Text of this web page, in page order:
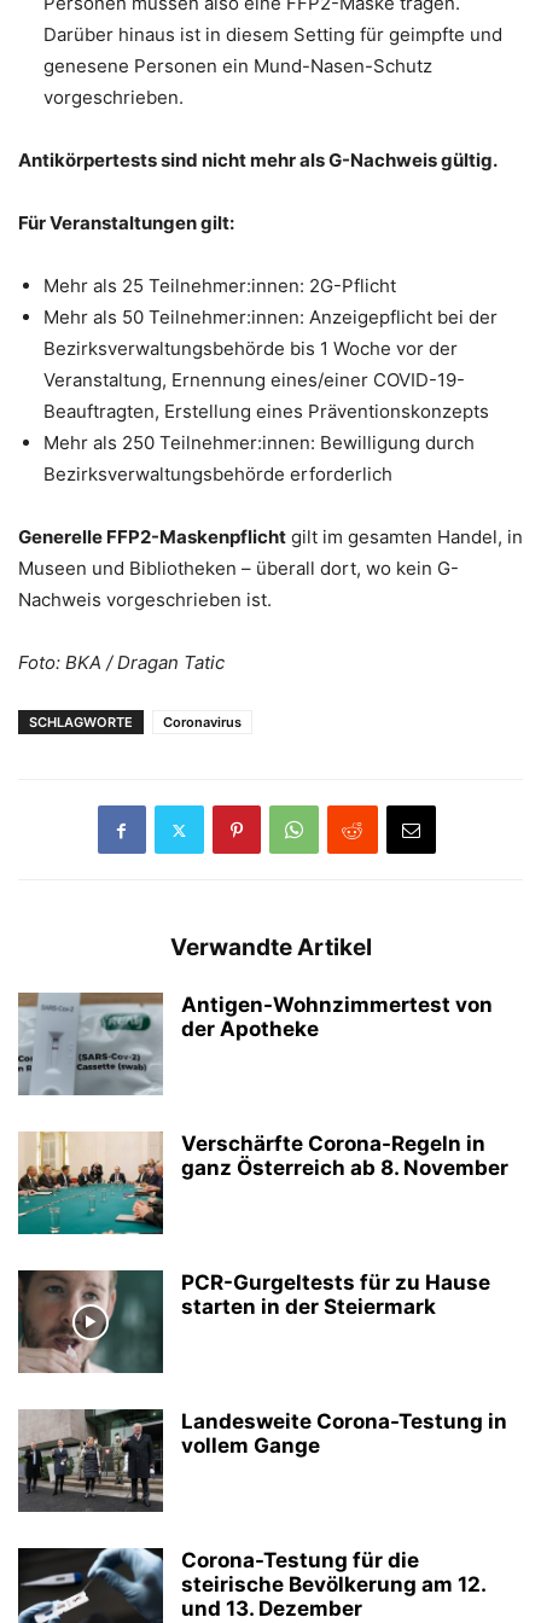
Darüber hinaus ist in diesem Setting für geimpfte und
genesene Personen ein Mund-Nasen-Schutz
vorgeschrieben.
Antikörpertests sind nicht mehr als G-Nachweis gültig.
Für Veranstaltungen gilt:
Mehr als 25 Teilnehmer:innen: 2G-Pflicht
Mehr als 50 Teilnehmer:innen: Anzeigepflicht bei der
Bezirksverwaltungsbehörde bis 1 Woche vor der
Veranstaltung, Ernennung eines/einer COVID-19-
Beauftragten, Erstellung eines Präventionskonzepts
Mehr als 250 Teilnehmer:innen: Bewilligung durch
Bezirksverwaltungsbehörde erforderlich
Generelle FFP2-Maskenpflicht gilt im gesamten Handel, in
Museen und Bibliotheken – überall dort, wo kein G-
Nachweis vorgeschrieben ist.
Foto: BKA / Dragan Tatic
SCHLAGWORTE Coronavirus
Verwandte Artikel
Antigen-Wohnzimmertest von
der Apotheke
Verschärfte Corona-Regeln in
ganz Österreich ab 8. November
PCR-Gurgeltests für zu Hause
starten in der Steiermark
Landesweite Corona-Testung in
vollem Gange
Corona-Testung für die
steirische Bevölkerung am 12.
und 13. Dezember